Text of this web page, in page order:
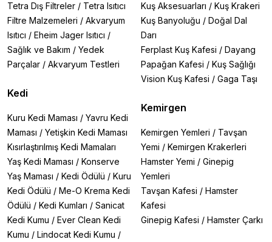
Tetra Dış Filtreler / Tetra Isıtıcı
Filtre Malzemeleri / Akvaryum
Isıtıcı / Eheim Jager Isıtıcı /
Sağlık ve Bakım / Yedek
Parçalar / Akvaryum Testleri
Kedi
Kuru Kedi Maması / Yavru Kedi
Maması / Yetişkin Kedi Maması
Kısırlaştırılmış Kedi Mamaları
Yaş Kedi Maması / Konserve
Yaş Maması / Kedi Ödülü / Kuru
Kedi Ödülü / Me-O Krema Kedi
Ödülü / Kedi Kumları / Sanicat
Kedi Kumu / Ever Clean Kedi
Kumu / Lindocat Kedi Kumu /
Kuş Aksesuarları / Kuş Krakeri
Kuş Banyoluğu / Doğal Dal
Darı
Ferplast Kuş Kafesi / Dayang
Papağan Kafesi / Kuş Sağlığı
Vision Kuş Kafesi / Gaga Taşı
Kemirgen
Kemirgen Yemleri / Tavşan
Yemi / Kemirgen Krakerleri
Hamster Yemi / Ginepig
Yemleri
Tavşan Kafesi / Hamster
Kafesi
Ginepig Kafesi / Hamster Çarkı